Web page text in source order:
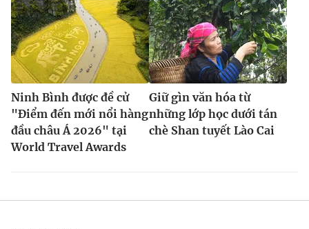
Ninh Bình được đề cử
"Điểm đến mới nổi hàng
đầu châu Á 2026" tại
World Travel Awards
Giữ gìn văn hóa từ
những lớp học dưới tán
chè Shan tuyết Lào Cai